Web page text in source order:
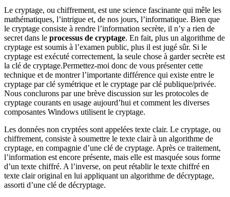
Email
Le cryptage, ou chiffrement, est une science fascinante qui mêle les
mathématiques, l’intrigue et, de nos jours, l’informatique. Bien que
le cryptage consiste à rendre l’information secrète, il n’y a rien de
secret dans le processus de cryptage. En fait, plus un algorithme de
cryptage est soumis à l’examen public, plus il est jugé sûr. Si le
cryptage est exécuté correctement, la seule chose à garder secrète est
la clé de cryptage.Permettez-moi donc de vous présenter cette
technique et de montrer l’importante différence qui existe entre le
cryptage par clé symétrique et le cryptage par clé publique/privée.
Nous conclurons par une brève discussion sur les protocoles de
cryptage courants en usage aujourd’hui et comment les diverses
composantes Windows utilisent le cryptage.
Les données non cryptées sont appelées texte clair. Le cryptage, ou
chiffrement, consiste à soumettre le texte clair à un algorithme de
cryptage, en compagnie d’une clé de cryptage. Après ce traitement,
l’information est encore présente, mais elle est masquée sous forme
d’un texte chiffré. A l’inverse, on peut rétablir le texte chiffré en
texte clair original en lui appliquant un algorithme de décryptage,
assorti d’une clé de décryptage.